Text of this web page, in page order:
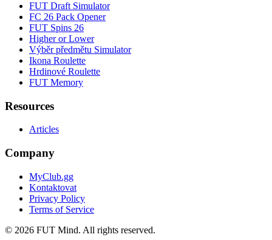
FUT Draft Simulator
FC 26 Pack Opener
FUT Spins 26
Higher or Lower
Výběr předmětu Simulator
Ikona Roulette
Hrdinové Roulette
FUT Memory
Resources
Articles
Company
MyClub.gg
Kontaktovat
Privacy Policy
Terms of Service
© 2026 FUT Mind. All rights reserved.